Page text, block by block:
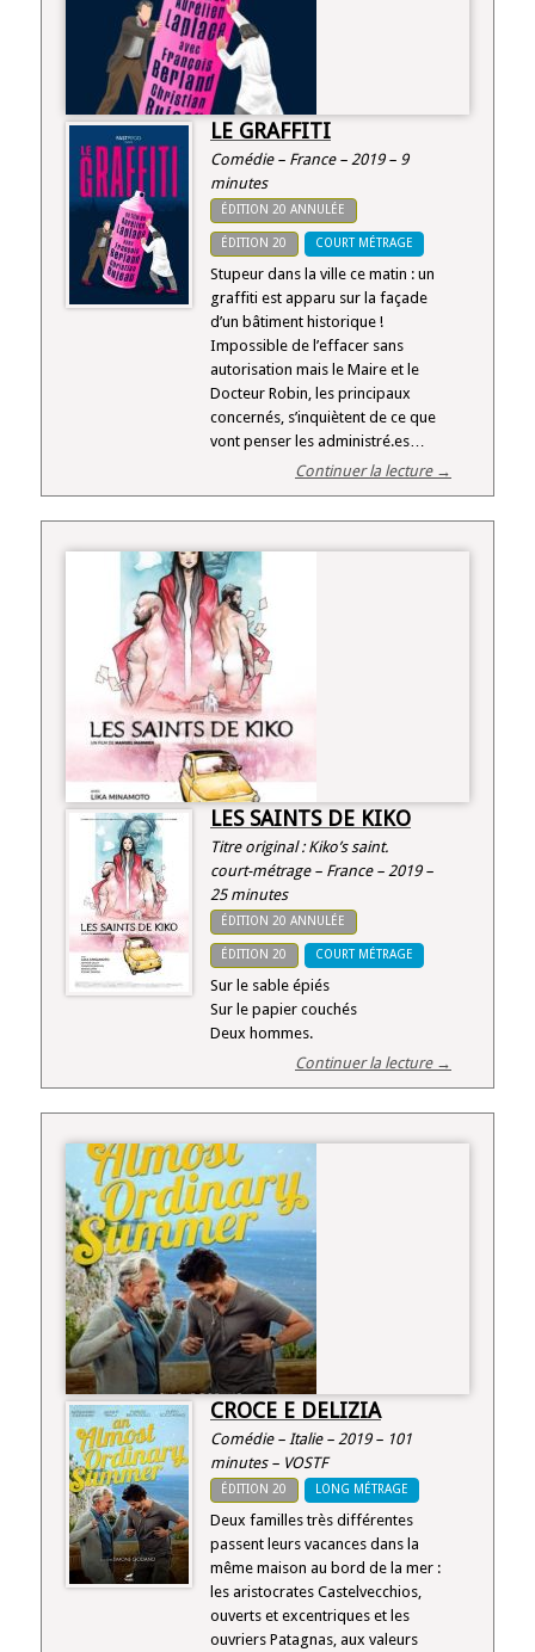
LE GRAFFITI
Comédie – France – 2019 – 9
minutes
ÉDITION 20 ANNULÉE
ÉDITION 20 COURT MÉTRAGE
Stupeur dans la ville ce matin : un
graffiti est apparu sur la façade
d’un bâtiment historique !
Impossible de l’effacer sans
autorisation mais le Maire et le
Docteur Robin, les principaux
concernés, s’inquiètent de ce que
vont penser les administré.es…
Continuer la lecture →
LES SAINTS DE KIKO
Titre original : Kiko’s saint.
court-métrage – France – 2019 –
25 minutes
ÉDITION 20 ANNULÉE
ÉDITION 20 COURT MÉTRAGE
Sur le sable épiés
Sur le papier couchés
Deux hommes.
Continuer la lecture →
CROCE E DELIZIA
Comédie – Italie – 2019 – 101
minutes – VOSTF
ÉDITION 20 LONG MÉTRAGE
Deux familles très différentes
passent leurs vacances dans la
même maison au bord de la mer :
les aristocrates Castelvecchios,
ouverts et excentriques et les
ouvriers Patagnas, aux valeurs